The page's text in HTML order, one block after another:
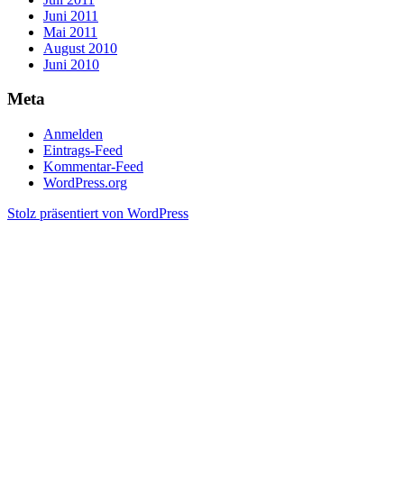
Juni 2011
Mai 2011
August 2010
Juni 2010
Meta
Anmelden
Eintrags-Feed
Kommentar-Feed
WordPress.org
Stolz präsentiert von WordPress